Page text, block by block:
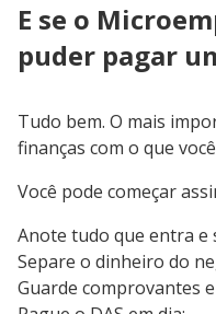
E se o
puder pagar
Tudo bem. O mais
finanças com o que
Você pode começar
Anote tudo que entra e
Separe o dinheiro do
Guarde comprovantes